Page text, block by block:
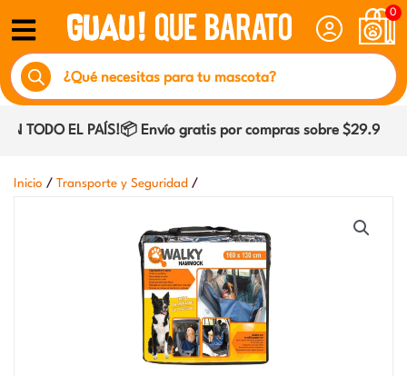
contenido
0
Búsqueda
de
productos
TODO EL PAÍS!📦 Envío gratis por compras sobre $29.990
Inicio / Transporte y Seguridad /